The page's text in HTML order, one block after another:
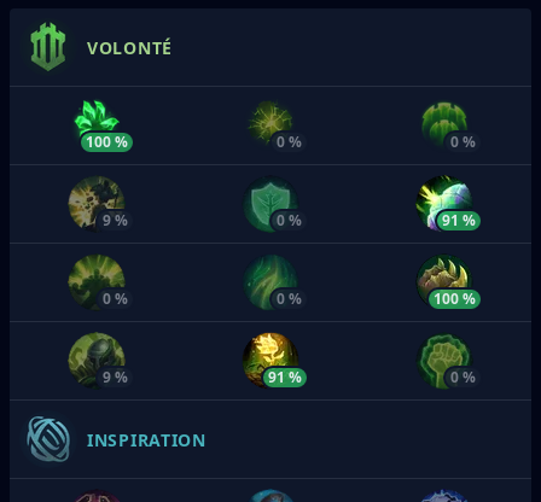
VOLONTÉ
100 % 0 % 0 %
9 % 0 % 91 %
0 % 0 % 100 %
9 % 91 % 0 %
INSPIRATION